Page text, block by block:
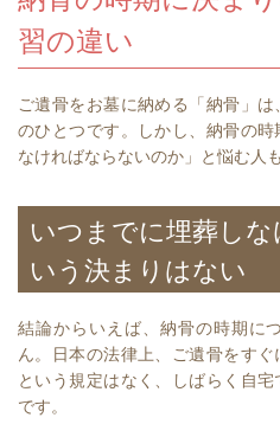
習の違い⁠
ご遺骨をお墓に納める「納骨」
のひとつです。しかし、納骨の
なければならないのか」と悩む人
いつまでに埋葬し
いう決まりはない
結論からいえば、納骨の時期に
ん。日本の法律上、ご遺骨をす
という規定はなく、しばらく自
です。